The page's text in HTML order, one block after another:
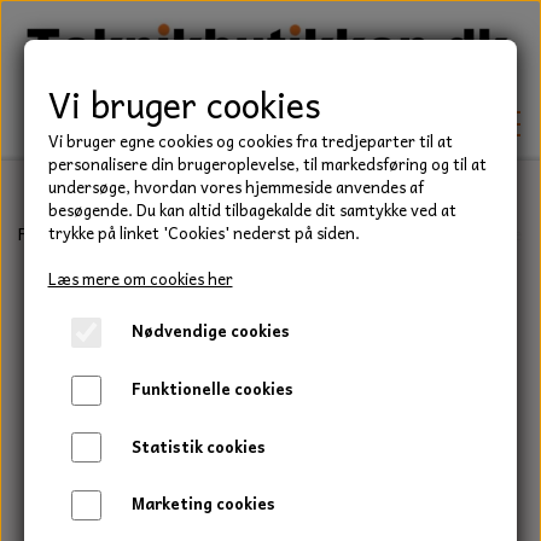
TEKNIK
KILEREMME
LEJER
PAKDÅSER
LÅSERINGE
BEFÆSTELSE
HAVE/PARK
UNIVERSALE REMME TIL PLÆNEKLIPPER OG
HAVETRAKTOR
TRAKTOR/ENTREPRENØR
Forside Teknik Lejer Sporkuglelejer 6000 Serie
Vi bruger cookies
Vi bruger egne cookies og cookies fra tredjeparter til at
personalisere din brugeroplevelse, til markedsføring og til at
undersøge, hvordan vores hjemmeside anvendes af
besøgende. Du kan altid tilbagekalde dit samtykke ved at
trykke på linket 'Cookies' nederst på siden.
Læs mere om cookies her
Nødvendige cookies
Funktionelle cookies
Statistik cookies
Marketing cookies